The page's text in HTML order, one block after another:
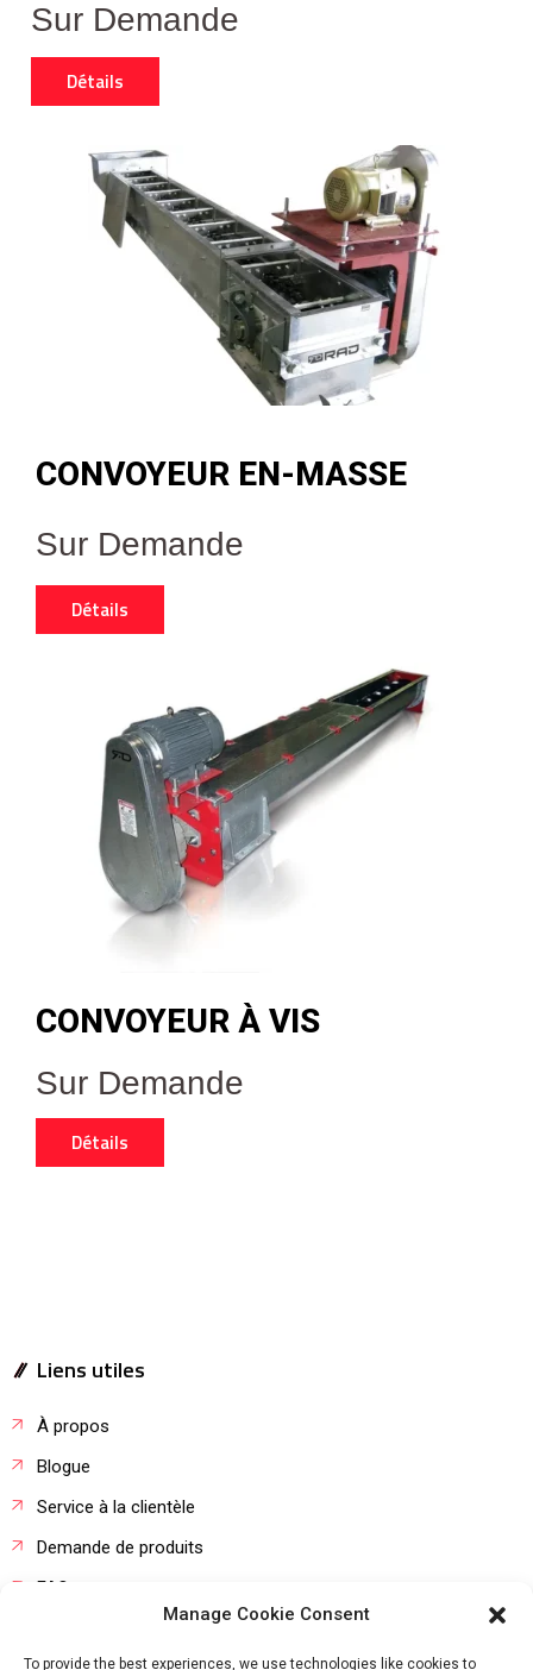
Manage Cookie Consent
To provide the best experiences, we use technologies like cookies to
Sur Demande
Détails
CONVOYEUR EN-MASSE
Sur Demande
Détails
CONVOYEUR À VIS
Sur Demande
Détails
Liens utiles
À propos
Blogue
Service à la clientèle
Demande de produits
FAQ